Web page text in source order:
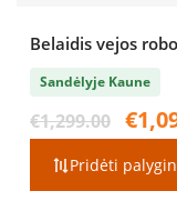
Belaidis vejos
Sandėlyje Kaune
€1,299.00
Original
price
was:
€
Pridėti